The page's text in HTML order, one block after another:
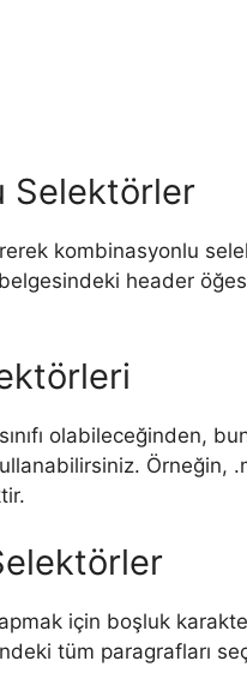
Selektörler
kombinasyonlu
header
olabileceğinden,
için boşluk
tüm paragrafları